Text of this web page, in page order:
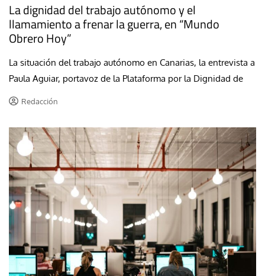
La dignidad del trabajo autónomo y el
llamamiento a frenar la guerra, en “Mundo
Obrero Hoy”
La situación del trabajo autónomo en Canarias, la entrevista a
Paula Aguiar, portavoz de la Plataforma por la Dignidad de
Redacción